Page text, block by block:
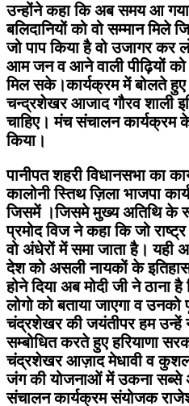
उन्होंने कहा कि अब समय आ गया
बलिदानियों को वो सम्मान
जो पाप किया है वो उजागर कर
आम जन व आने वाली पीढ़ियों को
मिल सके।कार्यक्रम में बोलते
चन्द्रशेखर आजाद गौरव शाली
चाहिए। मंच संचालन कार्यक्रम
किया।
पानीपत शहरी विधानसभा का
कालोनी स्तिथ ज़िला भाजपा
जिसमें ।जिसमे मुख्य अतिथि के
प्रमोद विज ने कहा कि जो
वो अंधेरों में समा जाता है। यही
देश को असली नायकों के
होने दिया अब मोदी जी ने ठाना
लोगो को बताया जाएगा व
चंद्रशेखर की जयंतीपर हम उन्हें
सम्बोधित करते हुए हरियाणा
चंद्रशेखर आज़ाद मेधावी व
जंग की योजनाओं में उकना सब्से
संचालन कार्यक्रम संयोजक